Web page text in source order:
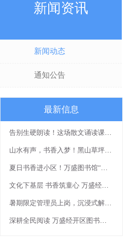
新闻资讯
新闻动态
通知公告
最新信息
告别生硬朗读！这场散文诵读课带你读出文字细腻感
山水有声，书香入梦！黑山草坪展演精彩绽放
夏日书香进小区！万盛图书馆“清凉一夏”流动阅读活动等你来打卡
文化下基层 书香筑童心 万盛经开区图书馆公益讲座《我有一个梦想》走进社区
暑期限定管理员上岗，沉浸式解锁书香假期
深耕全民阅读 万盛经开区图书馆《让我们一起读书吧》书香课堂顺利开展